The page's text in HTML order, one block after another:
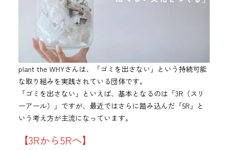
plant the WHYさんは、「ゴミを出さない」という持続可能
な取り組みを実践されている団体です。
「ゴミを出さない」といえば、基本となるのは「3R（スリ
ーアール）」ですが、最近ではさらに踏み込んだ「5R」と
いう考え方が主流になっています。
【3Rから5Rへ】